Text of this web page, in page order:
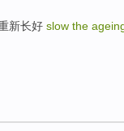
新长好 slow the